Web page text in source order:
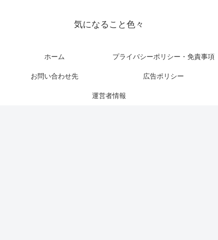
気になること色々
ホーム プライバシーポリシー・免責事項
お問い合わせ先 広告ポリシー
運営者情報